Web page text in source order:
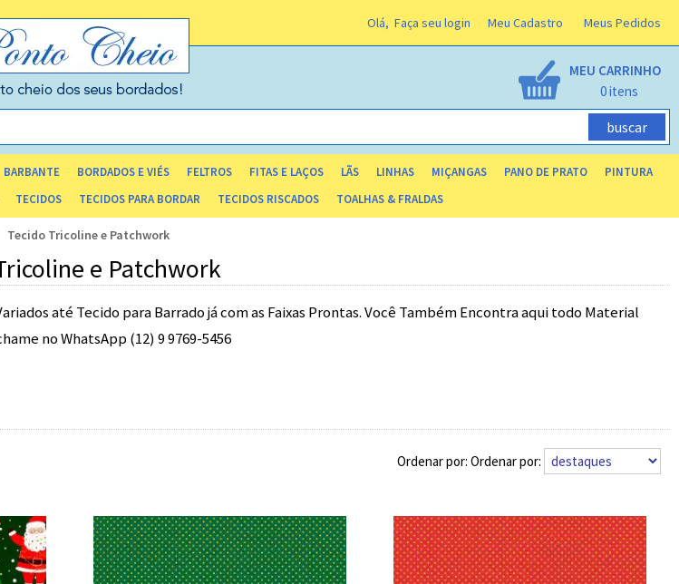
Olá, Faça seu login Meu Cadastro Meus Pedidos
MEU CARRINHO
BARBANTE BORDADOS E VIÉS FELTROS FITAS E LAÇOS LÃS LINHAS MIÇANGAS PANO DE PRATO
PINTURA
TECIDOS TECIDOS PARA BORDAR TECIDOS RISCADOS TOALHAS & FRALDAS
0
Tecido Tricoline e Patchwork
e Patchwork
até Tecido para Barrado já com as Faixas Prontas. Você Também Encontra aqui todo Material
no WhatsApp (12) 9 9769-5456
Ordenar por: